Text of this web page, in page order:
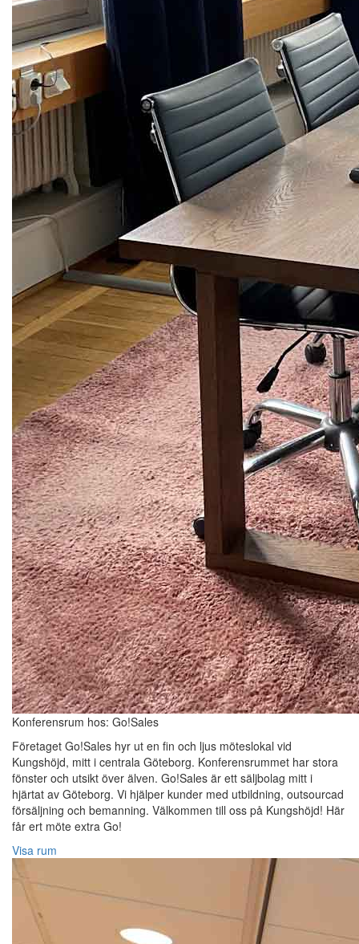
Konferensrum hos: Go!Sales
Företaget Go!Sales hyr ut en fin och ljus möteslokal vid
Kungshöjd, mitt i centrala Göteborg. Konferensrummet har stora
fönster och utsikt över älven. Go!Sales är ett säljbolag mitt i
hjärtat av Göteborg. Vi hjälper kunder med utbildning, outsourcad
försäljning och bemanning. Välkommen till oss på Kungshöjd! Här
får ert möte extra Go!
Visa rum